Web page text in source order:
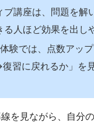
ブ講座は、問題を解
る人ほど効果を出し
験では、点数アッ
習に戻れるか」を
を見ながら、自分